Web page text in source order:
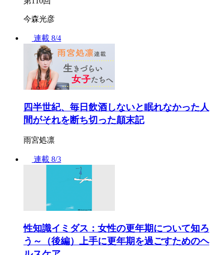
今森光彦
連載 8/4
四半世紀、毎日飲酒しないと眠れなかった人
間がそれを断ち切った顛末記
雨宮処凛
連載 8/3
性知識イミダス：女性の更年期について知ろ
う～（後編）上手に更年期を過ごすためのヘ